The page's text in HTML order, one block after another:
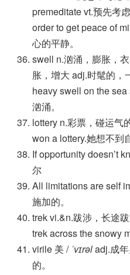
premeditate vt.预先考
order to get peace of
心的平静。
swell n.汹涌，膨胀，
胀，增大 adj.时髦的，
heavy swell on the
汹涌。
lottery n.彩票，碰运气
won a lottery.她想不到
If opportunity doesn’t
尔
All limitations are self
施加的。
trek vi.&n.跋涉，长途
trek across the snowy
virile 美 / ˈvɪrəladj.成
的。